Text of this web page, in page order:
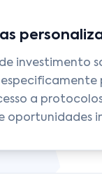
investimento
a protocolos
oportunidades